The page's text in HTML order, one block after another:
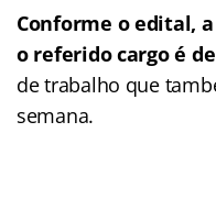
Conforme o edital,
o referido cargo é de
de trabalho que
semana.